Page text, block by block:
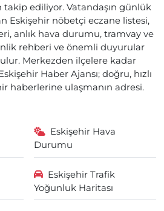
ediliyor. Vatandaşın günlük
Eskişehir nöbetçi eczane listesi,
anlık hava durumu, tramvay ve
rehberi ve önemli duyurular
Merkezden ilçelere kadar
Haber Ajansı; doğru, hızlı
haberlerine ulaşmanın adresi.
Eskişehir Hava
Durumu
Eskişehir Trafik
Yoğunluk Haritası